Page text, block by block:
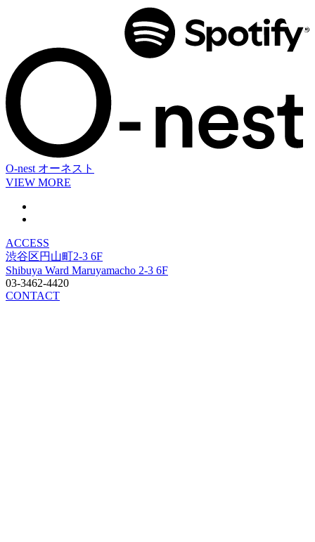
O-nest オーネスト
VIEW MORE
ACCESS
渋谷区円山町2-3 6F
Shibuya Ward Maruyamacho 2-3 6F
03-3462-4420
CONTACT